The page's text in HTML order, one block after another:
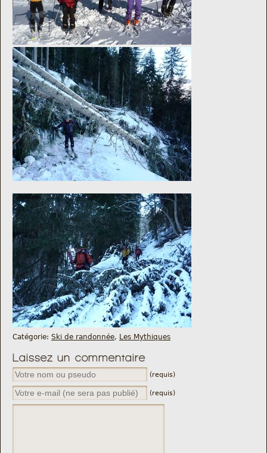
Nous contacter
Nous trouver
Comment être informé des sorties
Programme
Crazy Gums
Rechercher
Catégorie: Ski de randonnée, Les Mythiques
Laissez un commentaire
(requis)
(requis)